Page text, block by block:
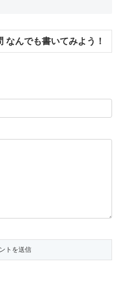
なんでも書いてみよう！